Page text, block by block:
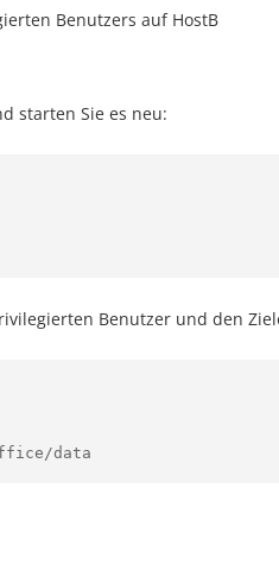
Benutzers auf HostB
starten Sie es neu:
Benutzer und den